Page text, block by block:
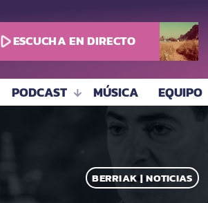
play_arrowESCUCHA EN DIRECTO
PODCAST MÚSICA EQUIPO
BERRIAK | NOTICIAS